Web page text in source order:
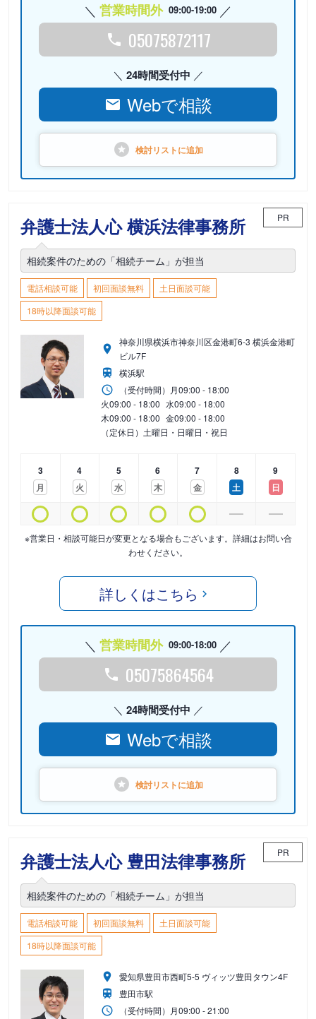
営業時間外 09:00-19:00
05075872117
24時間受付中
Webで相談
検討リストに追加
弁護士法人心 横浜法律事務所 PR
相続案件のための「相続チーム」が担当
電話相談可能 初回面談無料
土日面談可能
18時以降面談可能
神奈川県横浜市神奈川区金港町6-3 横浜金港町
ビル7F
横浜駅
（受付時間） 月09:00 - 18:00
火09:00 - 18:00 水09:00 - 18:00
木09:00 - 18:00 金09:00 - 18:00
（定休日）土曜日・日曜日・祝日
3
月
4
火
5
水
6
木
7
金
8
土
9
日
※営業日・相談可能日が変更となる場合もございます。詳細はお問い合
わせください。
詳しくはこちら
営業時間外 09:00-18:00
05075864564
24時間受付中
Webで相談
検討リストに追加
弁護士法人心 豊田法律事務所 PR
相続案件のための「相続チーム」が担当
電話相談可能 初回面談無料
土日面談可能
18時以降面談可能
愛知県豊田市西町5-5 ヴィッツ豊田タウン4F
豊田市駅
（受付時間） 月09:00 - 21:00